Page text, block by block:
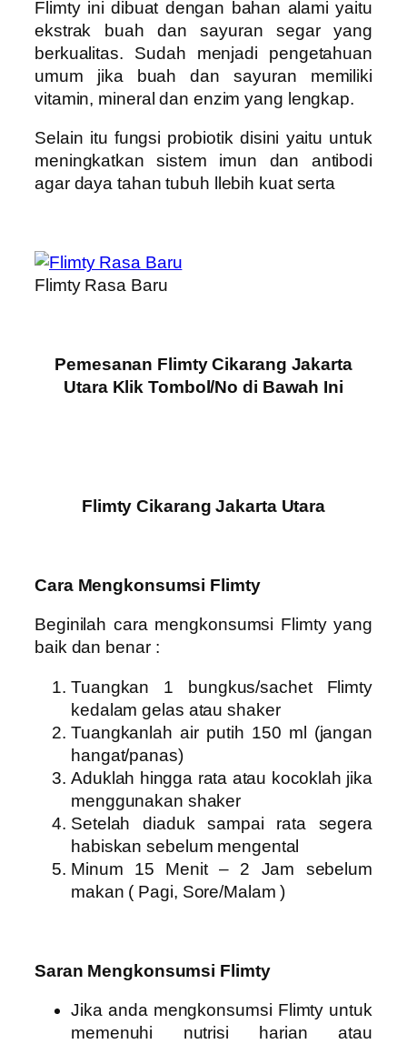
Flimty ini dibuat dengan bahan alami yaitu
ekstrak buah dan sayuran segar yang
berkualitas. Sudah menjadi pengetahuan
umum jika buah dan sayuran memiliki
vitamin, mineral dan enzim yang lengkap.
Selain itu fungsi probiotik disini yaitu untuk
meningkatkan sistem imun dan antibodi
agar daya tahan tubuh llebih kuat serta
Flimty Rasa Baru
Pemesanan Flimty Cikarang Jakarta
Utara Klik Tombol/No di Bawah Ini
Flimty Cikarang Jakarta Utara
Cara Mengkonsumsi Flimty
Beginilah cara mengkonsumsi Flimty yang
baik dan benar :
Tuangkan 1 bungkus/sachet Flimty
kedalam gelas atau shaker
Tuangkanlah air putih 150 ml (jangan
hangat/panas)
Aduklah hingga rata atau kocoklah jika
menggunakan shaker
Setelah diaduk sampai rata segera
habiskan sebelum mengental
Minum 15 Menit – 2 Jam sebelum
makan ( Pagi, Sore/Malam )
Saran Mengkonsumsi Flimty
Jika anda mengkonsumsi Flimty untuk
memenuhi nutrisi harian atau